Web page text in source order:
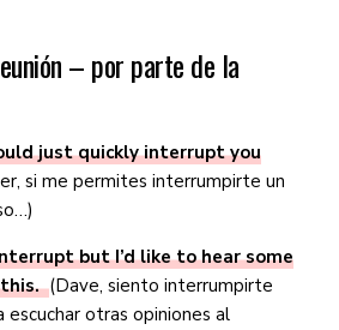
– por parte de la
just quickly interrupt you
si me permites interrumpirte un
but I’d like to hear some
this.(Dave, siento interrumpirte
escuchar otras opiniones al